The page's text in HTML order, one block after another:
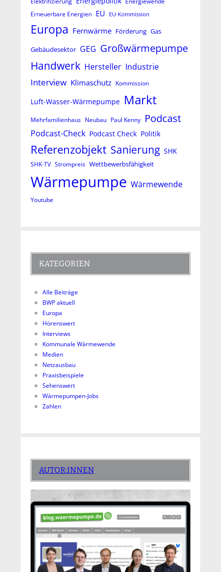
Erneuerbare Energien EU EU-Kommission
Europa Fernwärme Förderung Gas
Gebäudesektor GEG Großwärmepumpe
Handwerk Hersteller Industrie
Interview Klimaschutz Kommission
Luft-Wasser-Wärmepumpe Markt
Mehrfamilienhaus Neubau Paul Kenny Podcast
Podcast-Check Podcast Check Politik
Referenzobjekt Sanierung SHK
SHK-TV Strompreis Wettbewerbsfähigkeit
Wärmepumpe Wärmewende
Youtube
KATEGORIEN
Alle Beiträge
BWP aktuell
Europa
Hörenswert
Interviews
Kommunale Wärmewende
Medien
Netzausbau
Praxisbeispiele
Sehenswert
Wärmepumpen-Jobs
Zahlen
AUTOR:INNEN